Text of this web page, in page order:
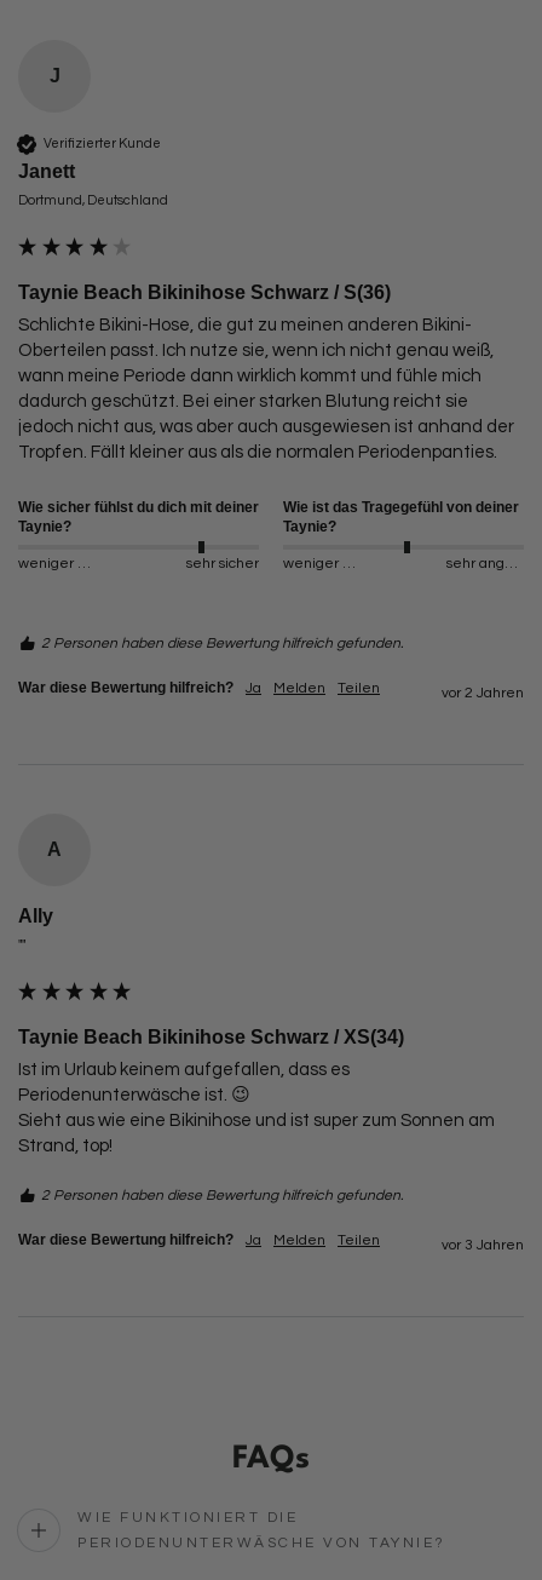
J
Verifizierter Kunde
Janett
Dortmund, Deutschland
Taynie Beach Bikinihose Schwarz / S(36)
Schlichte Bikini-Hose, die gut zu meinen anderen Bikini-
Oberteilen passt. Ich nutze sie, wenn ich nicht genau weiß,
wann meine Periode dann wirklich kommt und fühle mich
dadurch geschützt. Bei einer starken Blutung reicht sie
jedoch nicht aus, was aber auch ausgewiesen ist anhand der
Tropfen. Fällt kleiner aus als die normalen Periodenpanties.
Wie sicher fühlst du dich mit deiner
Taynie?
weniger sicher sehr sicher
Wie ist das Tragegefühl von deiner
Taynie?
weniger angenehm sehr angenehm
2 Personen haben diese Bewertung hilfreich gefunden.
War diese Bewertung hilfreich? Ja Melden Teilen vor 2 Jahren
A
Ally
""
Taynie Beach Bikinihose Schwarz / XS(34)
Ist im Urlaub keinem aufgefallen, dass es
Periodenunterwäsche ist. 😉
Sieht aus wie eine Bikinihose und ist super zum Sonnen am
Strand, top!
2 Personen haben diese Bewertung hilfreich gefunden.
War diese Bewertung hilfreich? Ja Melden Teilen vor 3 Jahren
FAQs
WIE FUNKTIONIERT DIE
PERIODENUNTERWÄSCHE VON TAYNIE?